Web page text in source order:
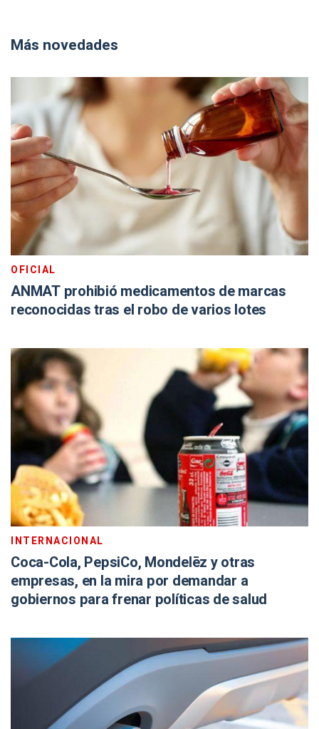
Más novedades
OFICIAL
ANMAT prohibió medicamentos de marcas
reconocidas tras el robo de varios lotes
INTERNACIONAL
Coca-Cola, PepsiCo, Mondelēz y otras
empresas, en la mira por demandar a
gobiernos para frenar políticas de salud